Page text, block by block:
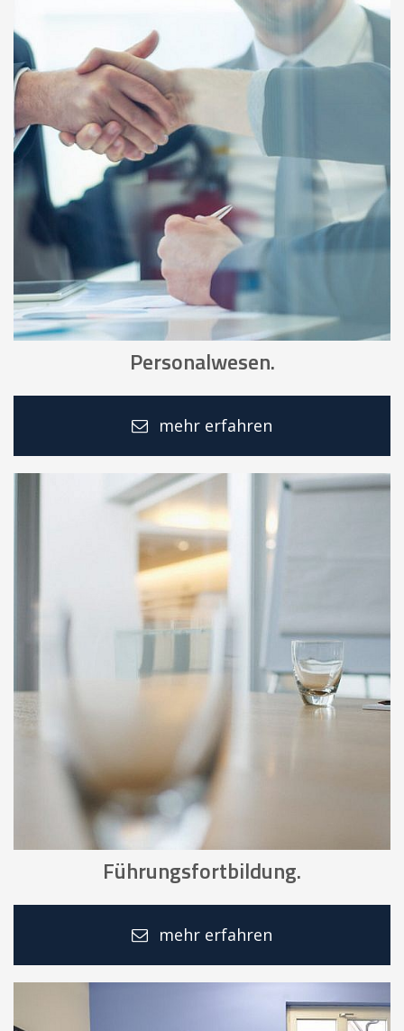
Personalwesen.
mehr erfahren
Führungsfortbildung.
mehr erfahren